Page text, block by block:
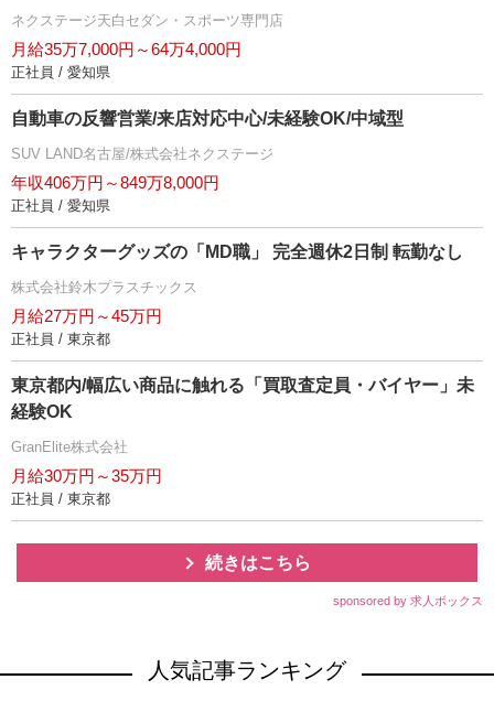
ネクステージ天白セダン・スポーツ専門店
月給35万7,000円～64万4,000円
正社員 / 愛知県
自動車の反響営業/来店対応中心/未経験OK/中域型
SUV LAND名古屋/株式会社ネクステージ
年収406万円～849万8,000円
正社員 / 愛知県
キャラクターグッズの「MD職」 完全週休2日制 転勤なし
株式会社鈴木プラスチックス
月給27万円～45万円
正社員 / 東京都
東京都内/幅広い商品に触れる「買取査定員・バイヤー」未
経験OK
GranElite株式会社
月給30万円～35万円
正社員 / 東京都
続きはこちら
sponsored by 求人ボックス
人気記事ランキング